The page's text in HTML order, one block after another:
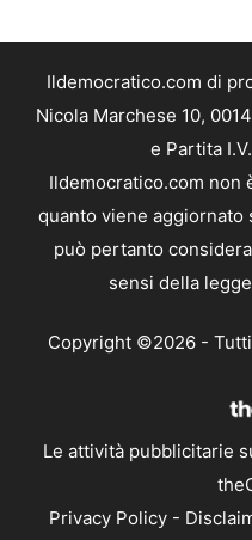
Ildemocratico.com di
Nicola Marchese 10,
e Partita
Ildemocratico.com non
quanto viene aggiornato
può pertanto
sensi della
Copyright ©2026 -
Le attività pubblicitarie
Privacy Policy -